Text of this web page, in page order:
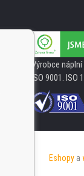
Výrobce
ISO 9001. ISO
Eshopy a